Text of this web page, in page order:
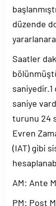
düzende
Saatler
saniye
turunu 24
Evren
(IAT) gibi
AM: Ante
PM: Post